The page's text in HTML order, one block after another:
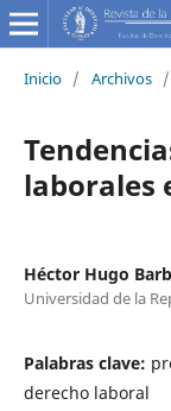
Inicio / Archivos /
laborales
Héctor Hugo
Universidad de la
Palabras clave:
derecho laboral